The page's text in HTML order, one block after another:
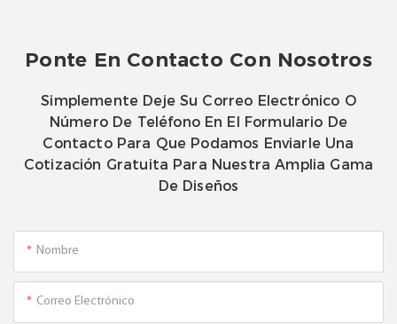
Ponte En Contacto Con Nosotros
Simplemente Deje Su Correo Electrónico O
Número De Teléfono En El Formulario De
Contacto Para Que Podamos Enviarle Una
Cotización Gratuita Para Nuestra Amplia Gama
De Diseños
Nombre
Correo Electrónico